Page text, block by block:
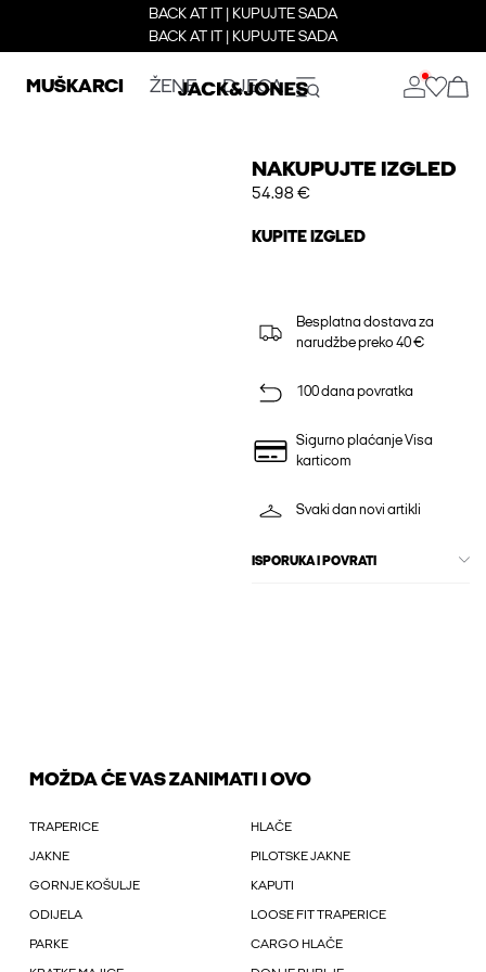
BACK AT IT | KUPUJTE SADA
BACK AT IT | KUPUJTE SADA
MUŠKARCI ŽENE DJECA
NAKUPUJTE IZGLED
54.98 €
KUPITE IZGLED
Besplatna dostava za
narudžbe preko 40 €
100 dana povratka
Sigurno plaćanje Visa
karticom
Svaki dan novi artikli
ISPORUKA I POVRATI
MOŽDA ĆE VAS ZANIMATI I OVO
TRAPERICE HLAČE
JAKNE PILOTSKE JAKNE
GORNJE KOŠULJE KAPUTI
ODIJELA LOOSE FIT TRAPERICE
PARKE CARGO HLAČE